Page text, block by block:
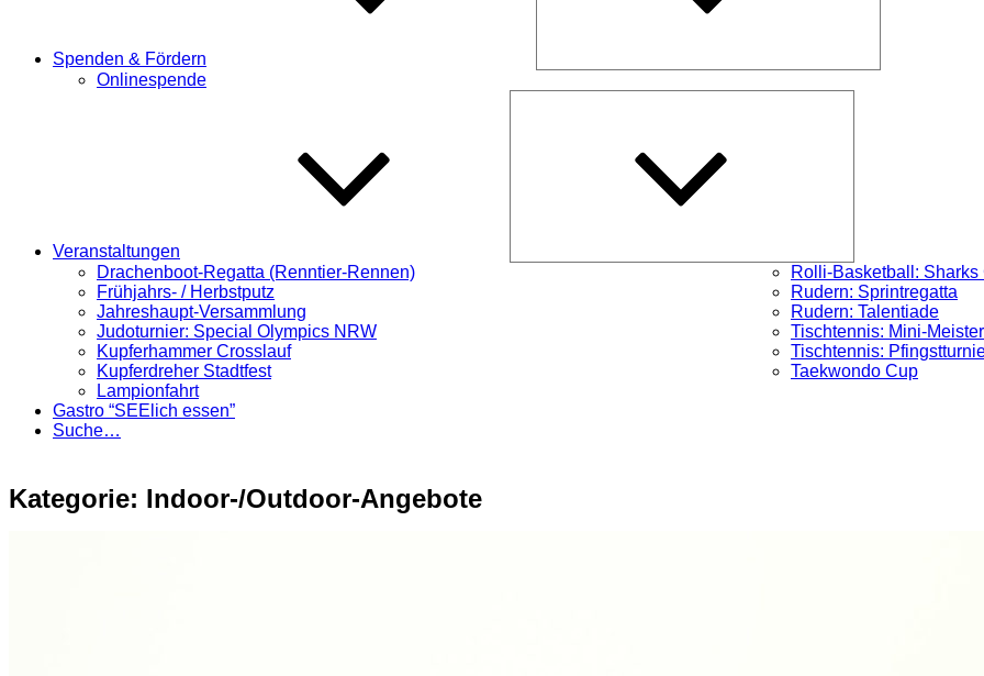
Spenden & Fördern
Onlinespende
Veranstaltungen
Drachenboot-Regatta (Renntier-Rennen)
Frühjahrs- / Herbstputz
Jahreshaupt-Versammlung
Judoturnier: Special Olympics NRW
Kupferhammer Crosslauf
Kupferdreher Stadtfest
Lampionfahrt
Rolli-Basketball: Sharks
Rudern: Sprintregatta
Rudern: Talentiade
Tischtennis: Mini-
Tischtennis:
Taekwondo Cup
Gastro “SEElich essen”
Suche…
Kategorie: Indoor-/Outdoor-Angebote